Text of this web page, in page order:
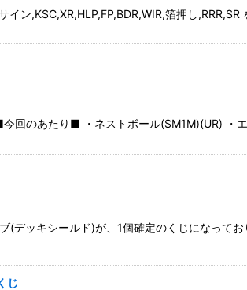
イン,KSC,XR,HLP,FP,BDR,WIR,箔押し
回のあたり■ ・ネストボール(SM1M)(UR) ・
(デッキシールド)が、1個確定のくじになって
じ